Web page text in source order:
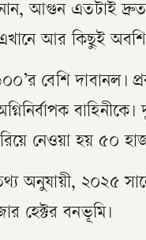
আগুন এতটাই
আর কিছুই
বেশি দাবানল।
বাহিনীকে।
নেওয়া হয় ৫০
অনুযায়ী, ২০২৫
হেক্টর বনভূমি।